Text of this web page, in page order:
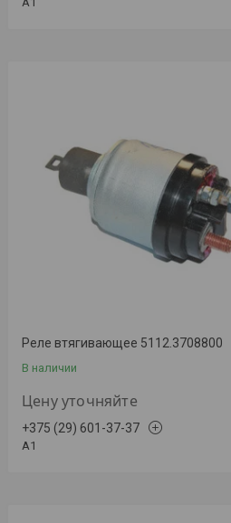
Реле втягивающее 5112.3708800
В наличии
Цену уточняйте
+375 (29) 601-37-37
A1